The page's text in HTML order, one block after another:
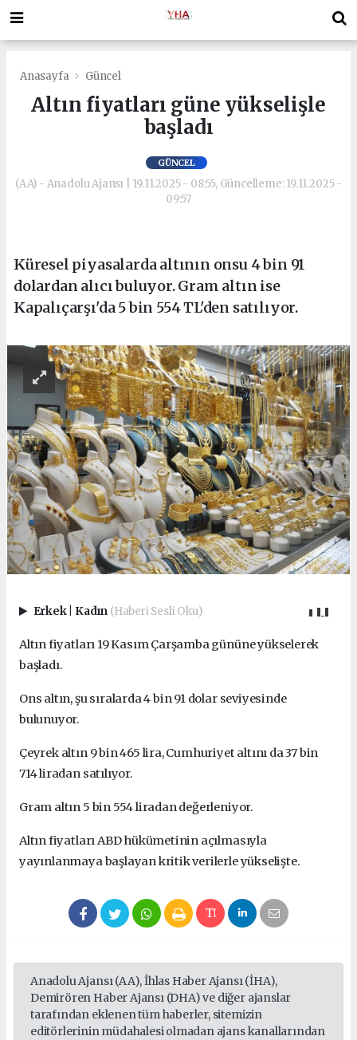
Anasayfa Güncel
Altın fiyatları güne yükselişle
başladı
GÜNCEL
(AA) - Anadolu Ajansı | 19.11.2025 - 08:55, Güncelleme: 19.11.2025 -
09:57
Küresel piyasalarda altının onsu 4 bin 91
dolardan alıcı buluyor. Gram altın ise
Kapalıçarşı'da 5 bin 554 TL'den satılıyor.
Erkek Kadın (Haberi Sesli Oku)
Altın fiyatları 19 Kasım Çarşamba gününe yükselerek
başladı.
Ons altın, şu sıralarda 4 bin 91 dolar seviyesinde
bulunuyor.
Çeyrek altın 9 bin 465 lira, Cumhuriyet altını da 37 bin
714 liradan satılıyor.
Gram altın 5 bin 554 liradan değerleniyor.
Altın fiyatları ABD hükümetinin açılmasıyla
yayınlanmaya başlayan kritik verilerle yükselişte.
Anadolu Ajansı (AA), İhlas Haber Ajansı (İHA),
Demirören Haber Ajansı (DHA) ve diğer ajanslar
tarafından eklenen tüm haberler, sitemizin
editörlerinin müdahalesi olmadan ajans kanallarından